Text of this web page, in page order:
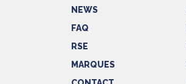
NEWS
FAQ
RSE
MARQUES